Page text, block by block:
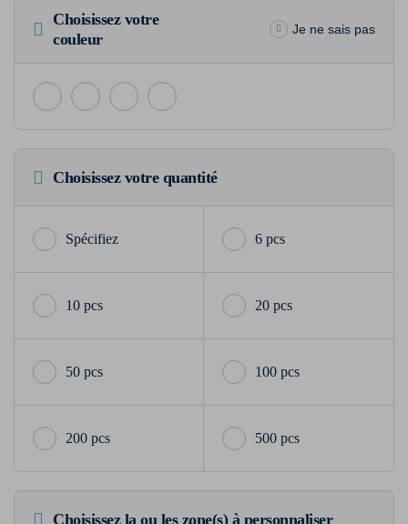
Choisissez votre
couleur
Je ne sais pas
Choisissez votre quantité
6 pcs
10 pcs 20 pcs
50 pcs 100 pcs
200 pcs 500 pcs
Choisissez la ou les zone(s) à personnaliser